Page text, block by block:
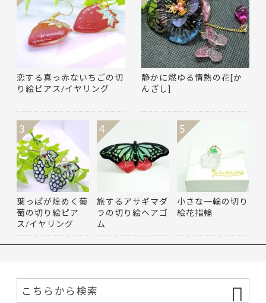
恋する真っ赤ないちごの切
り絵ピアス/イヤリング
静かに燃ゆる情熱の花[か
んざし]
葉っぱが煌めく葡
萄の切り絵ピア
ス/イヤリング
3
旅するアサギマダ
ラの切り絵ヘアゴ
ム
4
小さな一輪の切り
絵花指輪
5